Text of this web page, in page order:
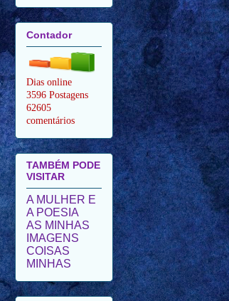
Contador
Dias online
3596 Postagens
62605
comentários
TAMBÉM PODE
VISITAR
A MULHER E
A POESIA
AS MINHAS
IMAGENS
COISAS
MINHAS